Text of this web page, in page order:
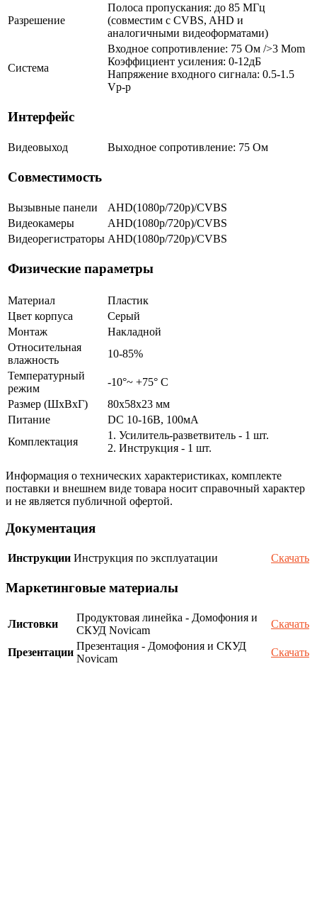
Разрешение
Полоса пропускания: до 85 МГц
(совместим с CVBS, AHD и
аналогичными видеоформатами)
Система
Входное сопротивление: 75 Ом />3 Mom
Коэффициент усиления: 0-12дБ
Напряжение входного сигнала: 0.5-1.5
Vp-p
Интерфейс
Видеовыход Выходное сопротивление: 75 Ом
Совместимость
Вызывные панели
AHD(1080p/720p)/CVBS
Видеокамеры
AHD(1080p/720p)/CVBS
Видеорегистраторы AHD(1080p/720p)/CVBS
Физические параметры
Материал
Пластик
Цвет корпуса
Серый
Монтаж
Накладной
Относительная
влажность
10-85%
Температурный
режим
-10°~ +75° С
Размер (ШxВxГ)
80x58x23 мм
Питание
DC 10-16В, 100мА
Комплектация
1. Усилитель-разветвитель - 1 шт.
2. Инструкция - 1 шт.
Информация о технических характеристиках, комплекте
поставки и внешнем виде товара носит справочный характер
и не является публичной офертой.
Документация
Инструкции Инструкция по эксплуатации Скачать
Маркетинговые материалы
Листовки
Продуктовая линейка - Домофония и
СКУД Novicam
Скачать
Презентации
Презентация - Домофония и СКУД
Novicam
Скачать